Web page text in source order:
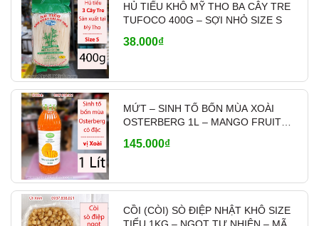
HỦ TIẾU KHÔ MỸ THO BA CÂY TRE
TUFOCO 400G – SỢI NHỎ SIZE S
38.000₫
MỨT – SINH TỐ BỐN MÙA XOÀI
OSTERBERG 1L – MANGO FRUIT
145.000₫
CỒI (CÒI) SÒ ĐIỆP NHẬT KHÔ SIZE
TIỂU 1KG – NGỌT TỰ NHIÊN – MÃ